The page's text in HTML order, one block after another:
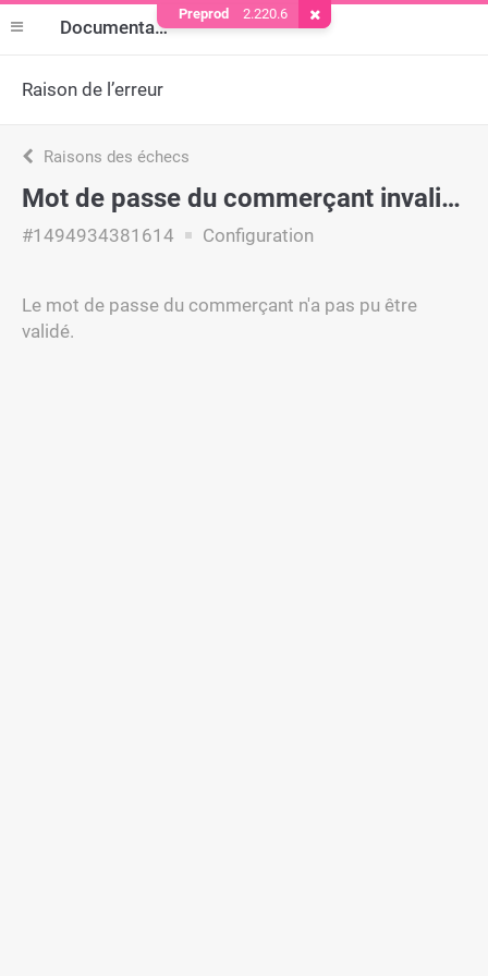
Documentation
Raison de l’erreur
Raisons des échecs
Mot de passe du commerçant invalide
#1494934381614 Configuration
Le mot de passe du commerçant n'a pas pu être
validé.
Preprod 2.220.6 Supprimer le cookie